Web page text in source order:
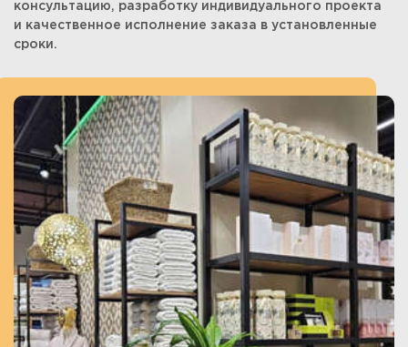
консультацию, разработку индивидуального проекта
и качественное исполнение заказа в установленные
сроки.